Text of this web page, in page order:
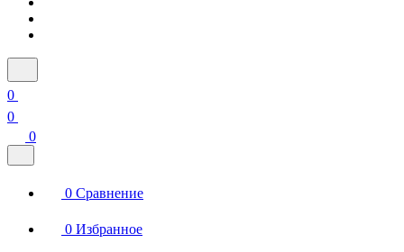
0
0
0
0 Сравнение
0 Избранное